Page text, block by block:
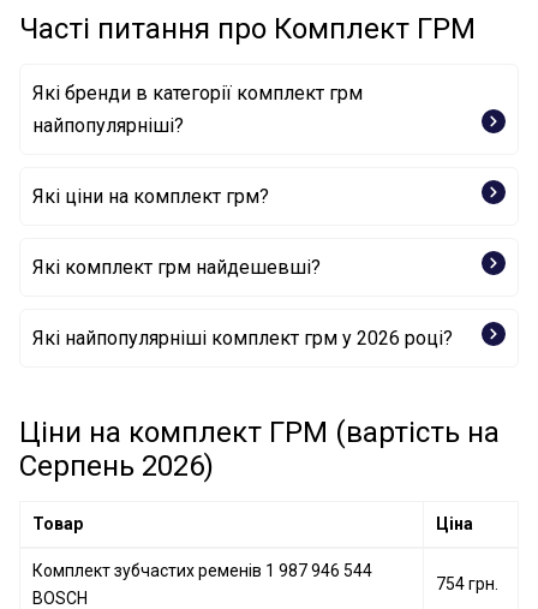
Часті питання про Комплект ГРМ
Які бренди в категорії комплект грм
найпопулярніші?
GATES
SKF
RENAULT
Які ціни на комплект грм?
Які комплект грм найдешевші?
Комплект зубчастих ременів 90506-13004 TOYOTA
Комплект зубчастих ременів 90507-17003 TOYOTA
Які найпопулярніші комплект грм у 2026 році?
Комплект зубчастих ременів J1115004 HERTH+BUSS
Комплект зубчастих ременів KD473.01 SNR
Комплект зубчастих ременів 13028-AA240 SUBARU
Ціни на комплект ГРМ (вартість на
Серпень 2026)
Товар Ціна
Комплект зубчастих ременів 1 987 946 544
BOSCH
754 грн.